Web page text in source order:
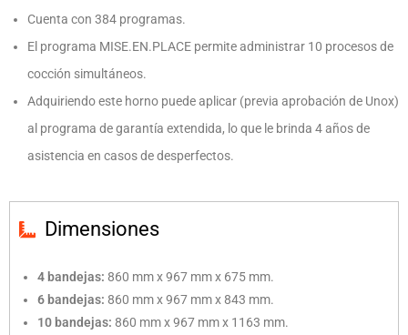
Cuenta con 384 programas.
El programa MISE.EN.PLACE permite administrar 10 procesos de
cocción simultáneos.
Adquiriendo este horno puede aplicar (previa aprobación de Unox)
al programa de garantía extendida, lo que le brinda 4 años de
asistencia en casos de desperfectos.
Dimensiones
4 bandejas: 860 mm x 967 mm x 675 mm.
6 bandejas: 860 mm x 967 mm x 843 mm.
10 bandejas: 860 mm x 967 mm x 1163 mm.